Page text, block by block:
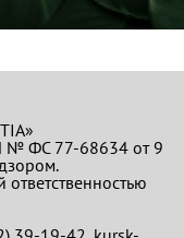
№ ФС 77-68634 от 9